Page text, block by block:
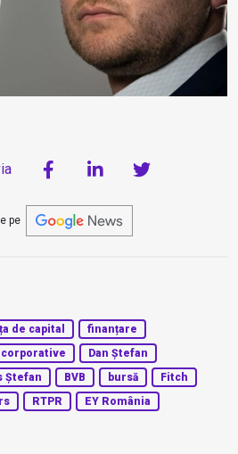
pe
de capital
finanțare
Dan Ștefan
Ștefan BVB bursă
Fitch
RTPR
EY România